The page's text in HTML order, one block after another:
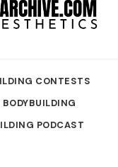
CONTESTS
PODCAST